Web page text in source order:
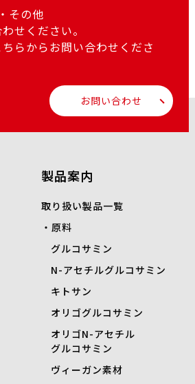
その他
せください。
らからお問い合わせくださ
お問い合わせ
製品案内
取り扱い製品一覧
原料
グルコサミン
N-アセチルグルコサミン
キトサン
オリゴグルコサミン
オリゴN-アセチル
グルコサミン
ヴィーガン素材